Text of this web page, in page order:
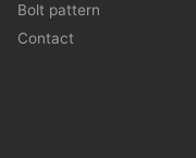
Bolt pattern
Contact